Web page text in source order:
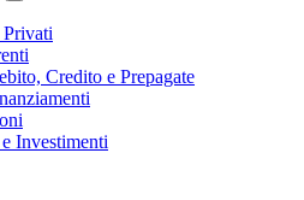
Credito e Prepagate
Investimenti